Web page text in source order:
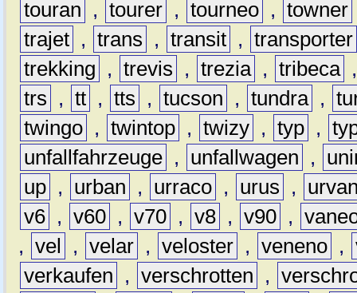
touran , tourer , tourneo , towner
trajet , trans , transit , transporter
trekking
, trevis , trezia , tribeca
trs
, tt , tts , tucson , tundra ,
twingo , twintop , twizy , typ ,
unfallfahrzeuge , unfallwagen ,
up , urban , urraco , urus ,
v6 , v60 , v70 , v8 , v90 ,
, vel , velar , veloster , veneno ,
verkaufen
, verschrotten ,